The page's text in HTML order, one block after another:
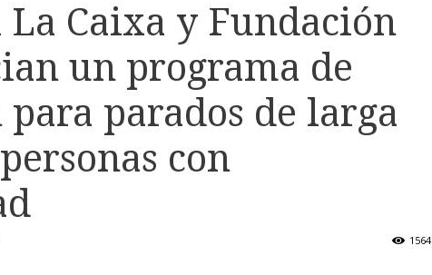
La Caixa y Fundación
un programa de
parados de larga
con
1564